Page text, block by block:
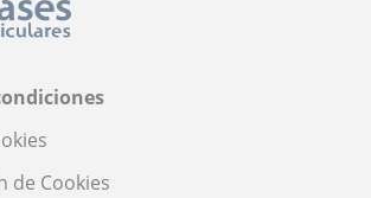
de Cookies